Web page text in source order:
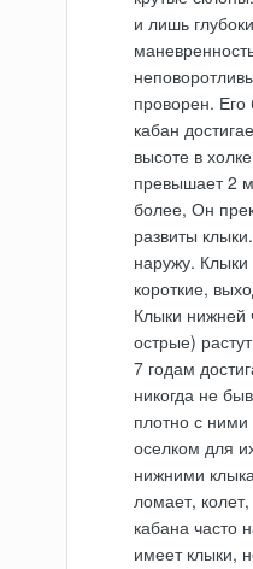
и лишь
проворен.
кабан
высоте в
превышает 2
более, Он
развиты
наружу.
короткие,
Клыки нижней
острые)
7 годам
никогда не
плотно с
оселком для
нижними
ломает,
кабана часто
имеет клыки,